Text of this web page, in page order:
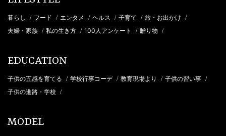
暮らし / フード / エンタメ / ヘルス / 子育て / 旅・お出かけ /
夫婦・家族 / 私の生き方 / 100人アンケート / 贈り物 /
EDUCATION
子供の五感を育てる / 学校行事コーデ / 教育現場より / 子供の習い事 /
子供の進路・学校 /
MODEL